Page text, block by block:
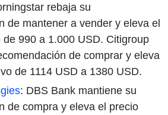
rebaja su
de mantener a vender y eleva el
de 990 a 1.000 USD. Citigroup
de comprar y eleva
de 1114 USD a 1380 USD.
: DBS Bank mantiene su
de compra y eleva el precio